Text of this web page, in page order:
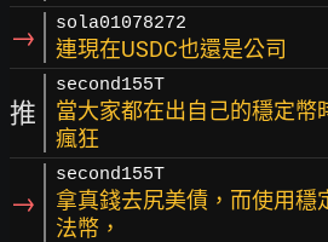
→ sola01078272
連現在USDC也還是公司
推
second155T
當大家都在出自己的穩定幣
瘋狂
→
second155T
拿真錢去尻美債，而使用穩
法幣，